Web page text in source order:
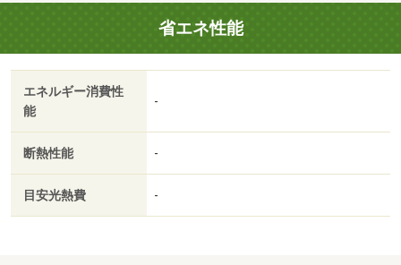
省エネ性能
エネルギー消費性
能
-
断熱性能 -
目安光熱費 -